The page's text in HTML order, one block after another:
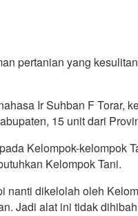
pertanian yang
Ir Suhban F Torar,
15 unit dari
Kelompok-
Kelompok Tani.
nanti dikelolah oleh
Jadi alat ini tidak